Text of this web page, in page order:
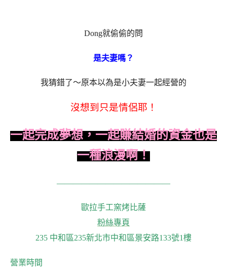
Dong就偷偷的問
是夫妻嗎？
我猜錯了～原本以為是小夫妻一起經營的
沒想到只是情侶耶！
一起完成夢想，一起賺結婚的資金也是
一種浪漫啊！
——————————————
歐拉手工窯烤比薩
粉絲專頁
235 中和區235新北市中和區景安路133號1樓
營業時間